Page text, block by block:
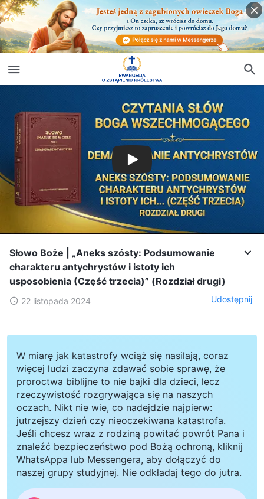
Słowo Boże | „Aneks szósty: Podsumowanie
charakteru antychrystów i istoty ich
usposobienia (Część trzecia)” (Rozdział drugi)
22 listopada 2024 Udostępnij
W miarę jak katastrofy wciąż się nasilają, coraz
więcej ludzi zaczyna zdawać sobie sprawę, że
proroctwa biblijne to nie bajki dla dzieci, lecz
rzeczywistość rozgrywająca się na naszych
oczach. Nikt nie wie, co nadejdzie najpierw:
jutrzejszy dzień czy nieoczekiwana katastrofa.
Jeśli chcesz wraz z rodziną powitać powrót Pana i
znaleźć bezpieczeństwo pod Bożą ochroną, kliknij
WhatsAppa lub Messengera, aby dołączyć do
naszej grupy studyjnej. Nie odkładaj tego do jutra.